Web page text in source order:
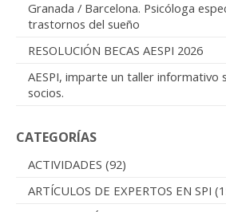
Granada / Barcelona. Psicóloga
trastornos del sueño
RESOLUCIÓN BECAS AESPI 2026
AESPI, imparte un taller informativo
socios.
CATEGORÍAS
ACTIVIDADES (92)
ARTÍCULOS DE EXPERTOS EN SPI